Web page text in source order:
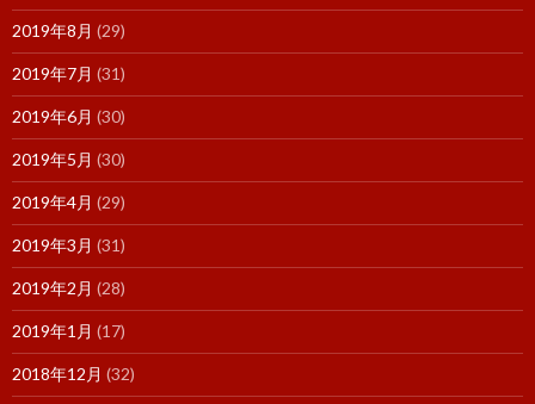
2019年8月 (29)
2019年7月 (31)
2019年6月 (30)
2019年5月 (30)
2019年4月 (29)
2019年3月 (31)
2019年2月 (28)
2019年1月 (17)
2018年12月 (32)